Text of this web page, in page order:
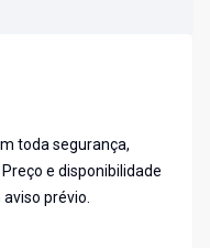
toda segurança,
e disponibilidade
prévio.